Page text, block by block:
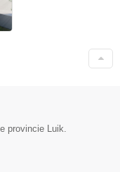
provincie Luik.